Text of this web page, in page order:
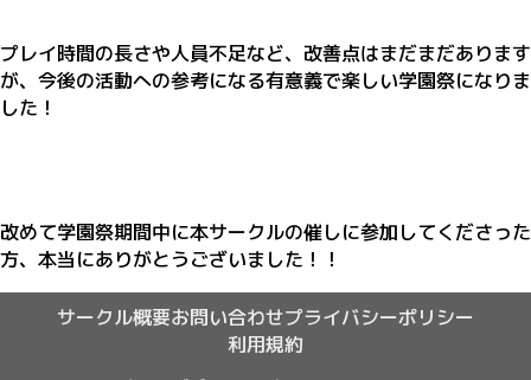
プレイ時間の長さや人員不足など、改善点はまだまだあります
が、今後の活動への参考になる有意義で楽しい学園祭になりま
した！
改めて学園祭期間中に本サークルの催しに参加してくださった
方、本当にありがとうございました！！
サークル概要お問い合わせプライバシーポリシー
利用規約